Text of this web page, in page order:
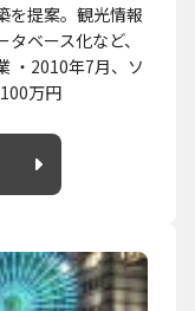
を提案。観光情報
ベース化など、
・2010年7月、ソ
万円